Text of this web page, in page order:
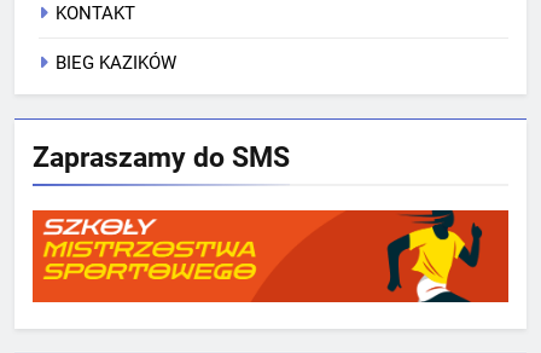
KONTAKT
BIEG KAZIKÓW
Zapraszamy do SMS